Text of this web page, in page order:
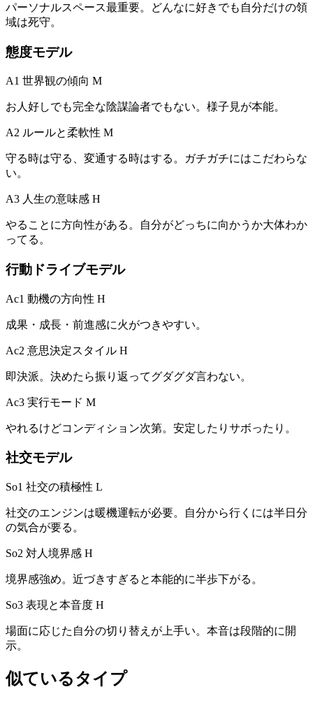
パーソナルスペース最重要。どんなに好きでも自分だけの領
域は死守。
態度モデル
A1 世界観の傾向 M
お人好しでも完全な陰謀論者でもない。様子見が本能。
A2 ルールと柔軟性 M
守る時は守る、変通する時はする。ガチガチにはこだわらな
い。
A3 人生の意味感 H
やることに方向性がある。自分がどっちに向かうか大体わか
ってる。
行動ドライブモデル
Ac1 動機の方向性 H
成果・成長・前進感に火がつきやすい。
Ac2 意思決定スタイル H
即決派。決めたら振り返ってグダグダ言わない。
Ac3 実行モード M
やれるけどコンディション次第。安定したりサボったり。
社交モデル
So1 社交の積極性 L
社交のエンジンは暖機運転が必要。自分から行くには半日分
の気合が要る。
So2 対人境界感 H
境界感強め。近づきすぎると本能的に半歩下がる。
So3 表現と本音度 H
場面に応じた自分の切り替えが上手い。本音は段階的に開
示。
似ているタイプ